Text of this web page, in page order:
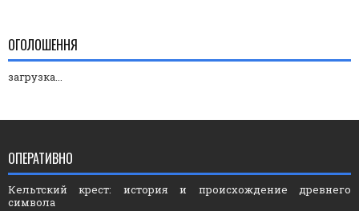
ОГОЛОШЕННЯ
загрузка...
ОПЕРАТИВНО
Кельтский крест: история и происхождение древнего
символа